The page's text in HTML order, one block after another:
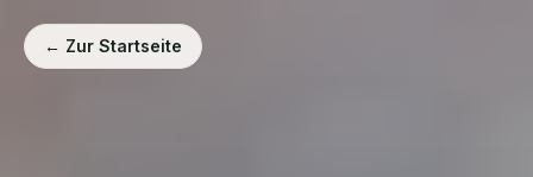
← Zur Startseite